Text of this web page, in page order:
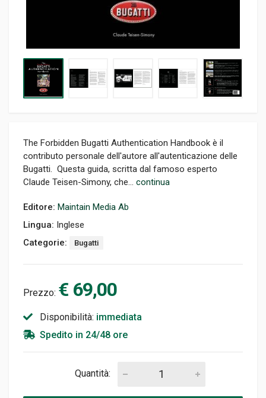
The Forbidden Bugatti Authentication Handbook è il
contributo personale dell'autore all'autenticazione delle
Bugatti. Questa guida, scritta dal famoso esperto
Claude Teisen-Simony, che... continua
Editore: Maintain Media Ab
Lingua: Inglese
Categorie:
Bugatti
Prezzo: € 69,00
Disponibilità: immediata
Spedito in 24/48 ore
Quantità: